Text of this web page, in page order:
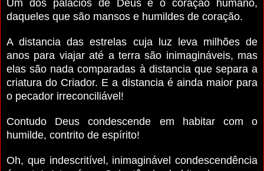
Um dos palácios de Deus é o coração humano,
daqueles que são mansos e humildes de coração.
A distancia das estrelas cuja luz leva milhões de
anos para viajar até a terra são inimagináveis, mas
elas são nada comparadas à distancia que separa a
criatura do Criador. E a distancia é ainda maior para
o pecador irreconciliável!
Contudo Deus condescende em habitar com o
humilde, contrito de espírito!
Oh, que indescritível, inimaginável condescendência